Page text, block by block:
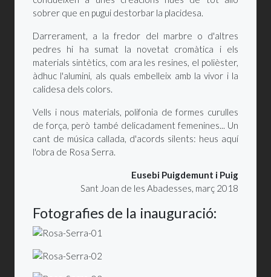
sobrer que en pugui destorbar la placidesa.
Darrerament, a la fredor del marbre o d'altres
pedres hi ha sumat la novetat cromàtica i els
materials sintètics, com ara les resines, el polièster,
àdhuc l'alumini, als quals embelleix amb la vivor i la
calidesa dels colors.
Vells i nous materials, polifonia de formes curulles
de força, però també delicadament femenines... Un
cant de música callada, d'acords silents: heus aquí
l'obra de Rosa Serra.
Eusebi Puigdemunt i Puig
Sant Joan de les Abadesses, març 2018
Fotografies de la inauguració: